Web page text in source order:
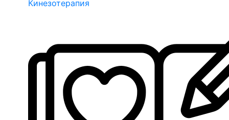
Кинезотерапия